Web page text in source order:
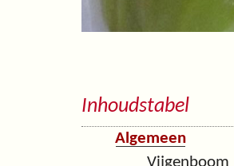
Inhoudstabel
Algemeen
Vijgenboom